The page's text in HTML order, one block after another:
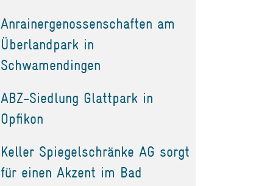
Anrainergenossenschaften am
Überlandpark in
Schwamendingen
ABZ-Siedlung Glattpark in
Opfikon
Keller Spiegelschränke AG sorgt
für einen Akzent im Bad